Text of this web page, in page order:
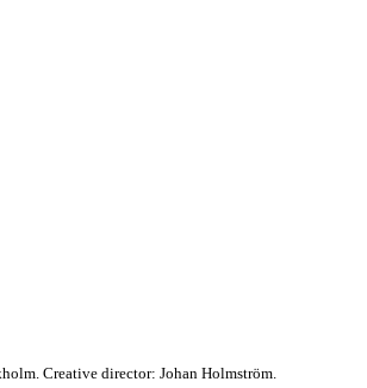
Creative director: Johan Holmström.